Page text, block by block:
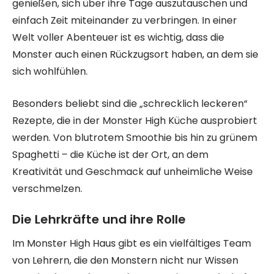
genießen, sich über ihre Tage auszutauschen und
einfach Zeit miteinander zu verbringen. In einer
Welt voller Abenteuer ist es wichtig, dass die
Monster auch einen Rückzugsort haben, an dem sie
sich wohlfühlen.
Besonders beliebt sind die „schrecklich leckeren“
Rezepte, die in der Monster High Küche ausprobiert
werden. Von blutrotem Smoothie bis hin zu grünem
Spaghetti – die Küche ist der Ort, an dem
Kreativität und Geschmack auf unheimliche Weise
verschmelzen.
Die Lehrkräfte und ihre Rolle
Im Monster High Haus gibt es ein vielfältiges Team
von Lehrern, die den Monstern nicht nur Wissen